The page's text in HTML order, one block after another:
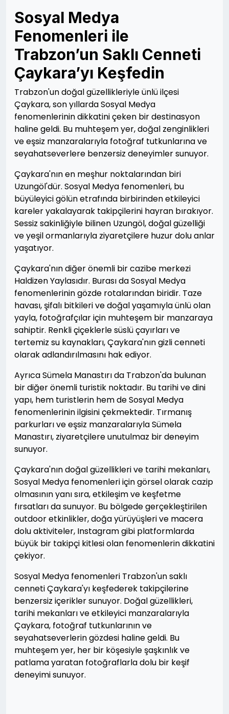
Sosyal Medya
Fenomenleri ile
Trabzon’un Saklı Cenneti
Çaykara’yı Keşfedin
Trabzon'un doğal güzellikleriyle ünlü ilçesi
Çaykara, son yıllarda Sosyal Medya
fenomenlerinin dikkatini çeken bir destinasyon
haline geldi. Bu muhteşem yer, doğal zenginlikleri
ve eşsiz manzaralarıyla fotoğraf tutkunlarına ve
seyahatseverlere benzersiz deneyimler sunuyor.
Çaykara'nın en meşhur noktalarından biri
Uzungöl'dür. Sosyal Medya fenomenleri, bu
büyüleyici gölün etrafında birbirinden etkileyici
kareler yakalayarak takipçilerini hayran bırakıyor.
Sessiz sakinliğiyle bilinen Uzungöl, doğal güzelliği
ve yeşil ormanlarıyla ziyaretçilere huzur dolu anlar
yaşatıyor.
Çaykara'nın diğer önemli bir cazibe merkezi
Haldizen Yaylasıdır. Burası da Sosyal Medya
fenomenlerinin gözde rotalarından biridir. Taze
havası, şifalı bitkileri ve doğal yaşamıyla ünlü olan
yayla, fotoğrafçılar için muhteşem bir manzaraya
sahiptir. Renkli çiçeklerle süslü çayırları ve
tertemiz su kaynakları, Çaykara'nın gizli cenneti
olarak adlandırılmasını hak ediyor.
Ayrıca Sümela Manastırı da Trabzon'da bulunan
bir diğer önemli turistik noktadır. Bu tarihi ve dini
yapı, hem turistlerin hem de Sosyal Medya
fenomenlerinin ilgisini çekmektedir. Tırmanış
parkurları ve eşsiz manzaralarıyla Sümela
Manastırı, ziyaretçilere unutulmaz bir deneyim
sunuyor.
Çaykara'nın doğal güzellikleri ve tarihi mekanları,
Sosyal Medya fenomenleri için görsel olarak cazip
olmasının yanı sıra, etkileşim ve keşfetme
fırsatları da sunuyor. Bu bölgede gerçekleştirilen
outdoor etkinlikler, doğa yürüyüşleri ve macera
dolu aktiviteler, Instagram gibi platformlarda
büyük bir takipçi kitlesi olan fenomenlerin dikkatini
çekiyor.
Sosyal Medya fenomenleri Trabzon'un saklı
cenneti Çaykara'yı keşfederek takipçilerine
benzersiz içerikler sunuyor. Doğal güzellikleri,
tarihi mekanları ve etkileyici manzaralarıyla
Çaykara, fotoğraf tutkunlarının ve
seyahatseverlerin gözdesi haline geldi. Bu
muhteşem yer, her bir köşesiyle şaşkınlık ve
patlama yaratan fotoğraflarla dolu bir keşif
deneyimi sunuyor.